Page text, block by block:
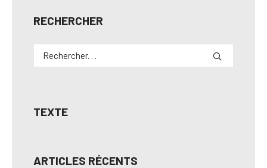
RECHERCHER
TEXTE
ARTICLES RÉCENTS